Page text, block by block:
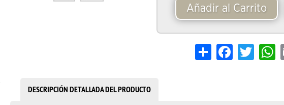
Añadir al Carrito
Share FacebookTwitter
DESCRIPCIÓN DETALLADA DEL PRODUCTO